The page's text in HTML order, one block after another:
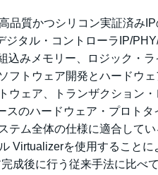
品質かつシリコン実証済み
タル・コントローラIP/
込みメモリー、ロジック・
フトウェア開発とハードウ
ウェア、トランザクション
スのハードウェア・プロト
ム全体の仕様に適合して
Virtualizerを使用すること
成後に行う従来手法に比べ